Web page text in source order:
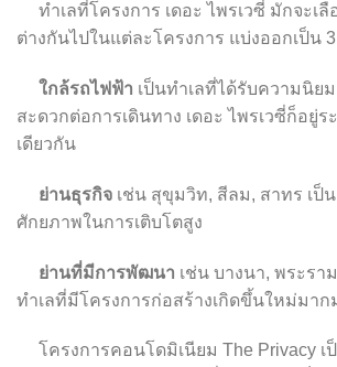
ทำเลที่โครงการ เดอะ ไพรเวซี่ มักจะเ
ต่างกันไปในแต่ละโครงการ แบ่งออกเป็น
ใกล้รถไฟฟ้า เป็นทำเลที่ได้รับความนิย
สะดวกต่อการเดินทาง เดอะ ไพรเวซี่ก็อยู่
เดียวกัน
ย่านธุรกิจ เช่น สุขุมวิท, สีลม, สาทร เป็
ศักยภาพในการเติบโตสูง
ย่านที่มีการพัฒนา เช่น บางนา, พระรา
ทำเลที่มีโครงการก่อสร้างเกิดขึ้นใหม่มาก
โครงการคอนโดมิเนียม The Privacy เ